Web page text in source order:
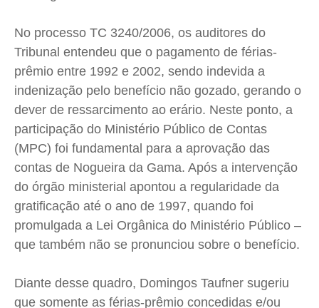
Publicidade Legal
Anuncie
Quem Somos
Expediente
Contato
Anuncie
Termos de Uso
Privacidade
Publicidade Legal
Anuncie
Quem Somos
Expediente
Contato
Anuncie
Termos de Uso
Privacidade
Publicidade Legal
Anuncie
Quem Somos
Expediente
Contato
Anuncie
Termos de Uso
Privacidade
Publicidade Legal
Anuncie
Quem Somos
Expediente
Contato
Anuncie
Termos de Uso
Privacidade
No processo TC 3240/2006, os auditores do
Tribunal entendeu que o pagamento de férias-
prêmio entre 1992 e 2002, sendo indevida a
indenização pelo benefício não gozado, gerando o
dever de ressarcimento ao erário. Neste ponto, a
participação do Ministério Público de Contas
(MPC) foi fundamental para a aprovação das
contas de Nogueira da Gama. Após a intervenção
do órgão ministerial apontou a regularidade da
gratificação até o ano de 1997, quando foi
promulgada a Lei Orgânica do Ministério Público –
que também não se pronunciou sobre o benefício.
Diante desse quadro, Domingos Taufner sugeriu
que somente as férias-prêmio concedidas e/ou